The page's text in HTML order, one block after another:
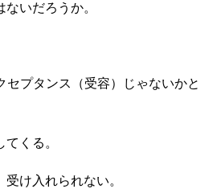
いだろうか。
セプタンス（受容）じゃないかと
くる。
け入れられない。